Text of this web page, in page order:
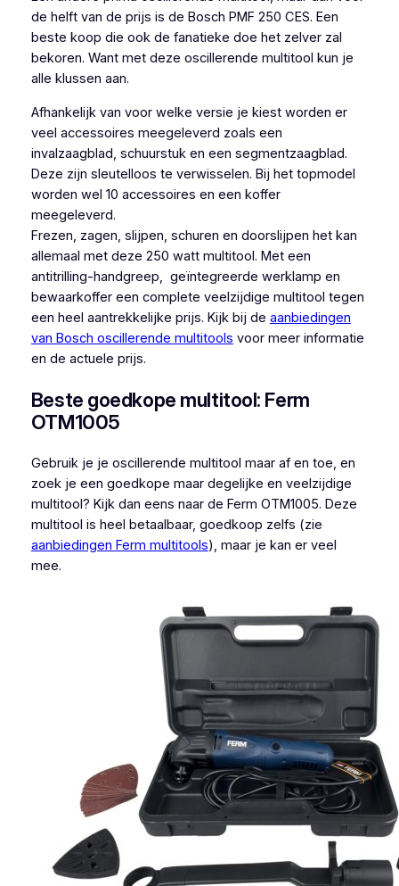
de helft van de prijs is de Bosch PMF 250 CES. Een
beste koop die ook de fanatieke doe het zelver zal
bekoren. Want met deze oscillerende multitool kun je
alle klussen aan.
Afhankelijk van voor welke versie je kiest worden er
veel accessoires meegeleverd zoals een
invalzaagblad, schuurstuk en een segmentzaagblad.
Deze zijn sleutelloos te verwisselen. Bij het topmodel
worden wel 10 accessoires en een koffer
meegeleverd.
Frezen, zagen, slijpen, schuren en doorslijpen het kan
allemaal met deze 250 watt multitool. Met een
antitrilling-handgreep, geïntegreerde werklamp en
bewaarkoffer een complete veelzijdige multitool tegen
een heel aantrekkelijke prijs. Kijk bij de aanbiedingen
van Bosch oscillerende multitools voor meer informatie
en de actuele prijs.
Beste goedkope multitool: Ferm
OTM1005
Gebruik je je oscillerende multitool maar af en toe, en
zoek je een goedkope maar degelijke en veelzijdige
multitool? Kijk dan eens naar de Ferm OTM1005. Deze
multitool is heel betaalbaar, goedkoop zelfs (zie
aanbiedingen Ferm multitools), maar je kan er veel
mee.